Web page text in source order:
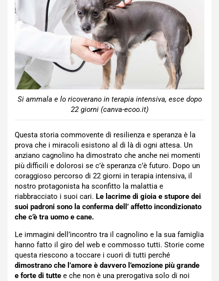
Si ammala e lo ricoverano in terapia intensiva, esce dopo
22 giorni (canva-ecoo.it)
Questa storia commovente di resilienza e speranza è la
prova che i miracoli esistono al di là di ogni attesa. Un
anziano cagnolino ha dimostrato che anche nei momenti
più difficili e dolorosi se c’è speranza c’è futuro. Dopo un
coraggioso percorso di 22 giorni in terapia intensiva, il
nostro protagonista ha sconfitto la malattia e
riabbracciato i suoi cari. Le lacrime di gioia e stupore dei
suoi padroni sono la conferma dell’ affetto incondizionato
che c’è tra uomo e cane.
Le immagini dell’incontro tra il cagnolino e la sua famiglia
hanno fatto il giro del web e commosso tutti. Storie come
questa riescono a toccare i cuori di tutti perché
dimostrano che l’amore è davvero l’emozione più grande
e forte di tutte e che non è una prerogativa solo di noi